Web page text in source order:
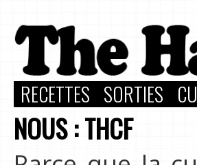
RECETTES SORTIES
NOUS : THCF